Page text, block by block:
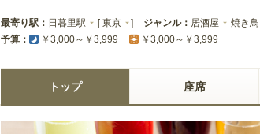
最寄り駅： 日暮里駅 [東京 ] ジャンル： 居酒屋 焼き鳥
予算： ￥3,000～￥3,999 ￥3,000～￥3,999
トップ 座席